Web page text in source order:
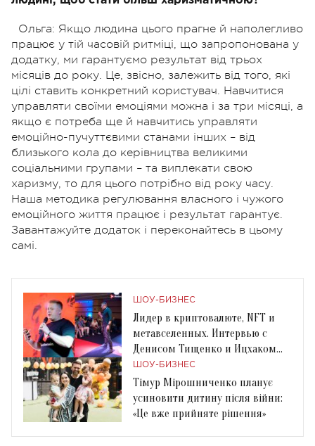
Ольга: Якщо людина цього прагне й наполегливо
працює у тій часовій ритміці, що запропонована у
додатку, ми гарантуємо результат від трьох
місяців до року. Це, звісно, залежить від того, які
цілі ставить конкретний користувач. Навчитися
управляти своїми емоціями можна і за три місяці, а
якщо є потреба ще й навчитись управляти
емоційно-пучуттєвими станами інших – від
близького кола до керівництва великими
соціальними групами – та виплекати свою
харизму, то для цього потрібно від року часу.
Наша методика регулювання власного і чужого
емоційного життя працює і результат гарантує.
Завантажуйте додаток і переконайтесь в цьому
самі.
ШОУ-БИЗНЕС
Лидер в криптовалюте, NFT и
метавселенных. Интервью с
Денисом Тищенко и Ицхаком
Пинтосевичем
ШОУ-БИЗНЕС
Тімур Мірошниченко планує
усиновити дитину після війни:
«Це вже прийняте рішення»